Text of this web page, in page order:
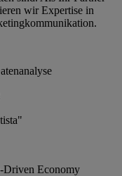
wir Expertise in
Driven Economy